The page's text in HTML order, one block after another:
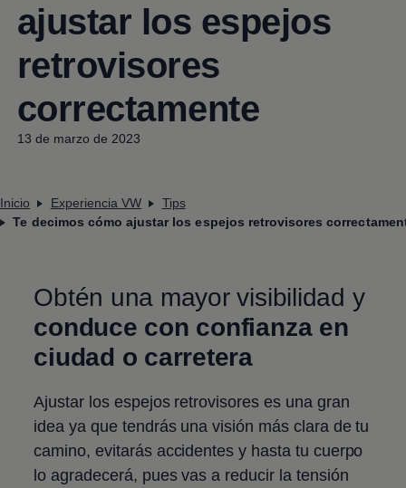
ajustar los espejos
retrovisores
correctamente
13 de marzo de 2023
Inicio Experiencia VW
Tips
Te decimos cómo ajustar los espejos retrovisores
Obtén una mayor visibilidad y
conduce con confianza en
ciudad o carretera
Ajustar los espejos retrovisores es una gran
idea ya que tendrás una visión más clara de tu
camino, evitarás accidentes y hasta tu cuerpo
lo agradecerá, pues vas a reducir la tensión